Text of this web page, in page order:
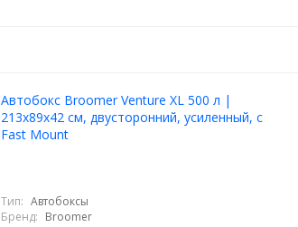
Автобокс Broomer Venture XL 500 л |
213х89х42 см, двусторонний, усиленный, с
Fast Mount
Тип: Автобоксы
Бренд: Broomer